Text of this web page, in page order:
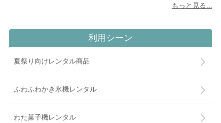
もっと見る...
利用シーン
夏祭り向けレンタル商品
ふわふわかき氷機レンタル
わた菓子機レンタル